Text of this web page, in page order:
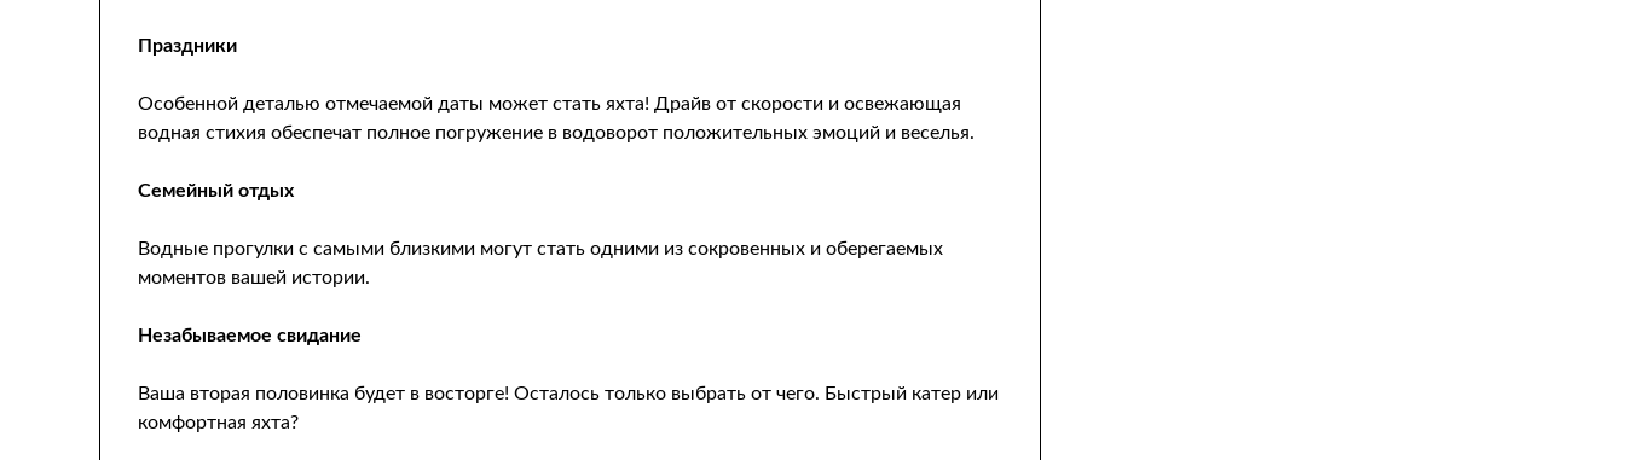
Праздники
Особенной деталью отмечаемой даты может стать яхта! Драйв от скорости и освежающая
водная стихия обеспечат полное погружение в водоворот положительных эмоций и веселья.
Семейный отдых
Водные прогулки с самыми близкими могут стать одними из сокровенных и оберегаемых
моментов вашей истории.
Незабываемое свидание
Ваша вторая половинка будет в восторге! Осталось только выбрать от чего. Быстрый катер или
комфортная яхта?